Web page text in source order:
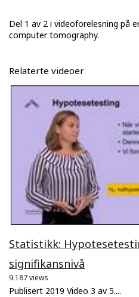
Del 1 av 2 i videoforelesning på
computer tomography.
Relaterte videoer
Statistikk:
signifikansnivå
9.187 views
Publisert 2019 Video 3 av 5....